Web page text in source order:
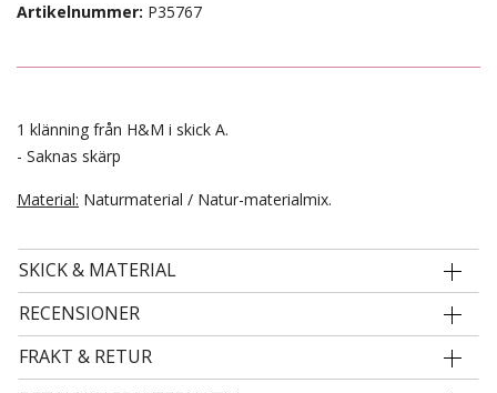
Artikelnummer: P35767
1 klänning från H&M i skick A.
- Saknas skärp
Material: Naturmaterial / Natur-materialmix.
SKICK & MATERIAL
RECENSIONER
FRAKT & RETUR